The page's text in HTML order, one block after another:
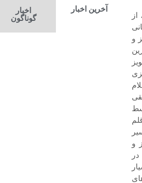
و
تجویز
توسط
این نسخ به ترتیب ۳.۴۱ و ۳.۳۰ و ۳.۲۹ و ۳.۲۳ قلم
و
آخرین اخبار
اخبار
گوناگون